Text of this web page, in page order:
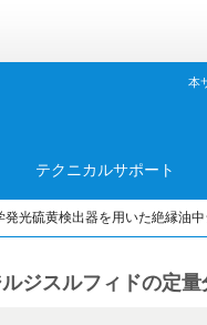
本
テクニカルサポート
発光硫黄検出器を用いた絶縁油
ジスルフィドの定量